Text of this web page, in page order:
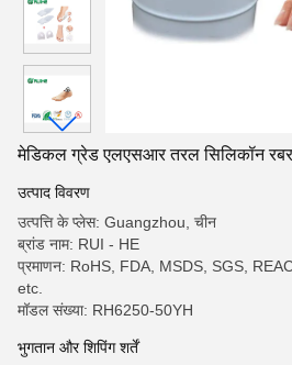
मेडिकल ग्रेड एलएसआर तरल सिलिकॉन रबर
उत्पाद विवरण
उत्पत्ति के प्लेस: Guangzhou, चीन
ब्रांड नाम: RUI - HE
प्रमाणन: RoHS, FDA, MSDS, SGS,
etc.
मॉडल संख्या: RH6250-50YH
भुगतान और शिपिंग शर्तें